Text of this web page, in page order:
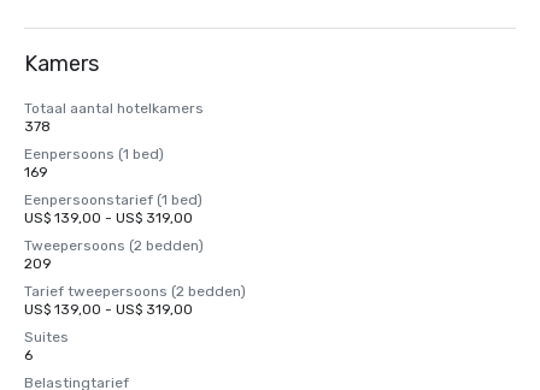
Kamers
Totaal aantal hotelkamers
378
Eenpersoons (1 bed)
169
Eenpersoonstarief (1 bed)
US$ 139,00 - US$ 319,00
Tweepersoons (2 bedden)
209
Tarief tweepersoons (2 bedden)
US$ 139,00 - US$ 319,00
Suites
6
Belastingtarief